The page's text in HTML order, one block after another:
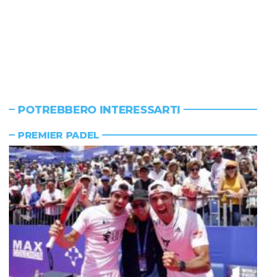
POTREBBERO INTERESSARTI
PREMIER PADEL